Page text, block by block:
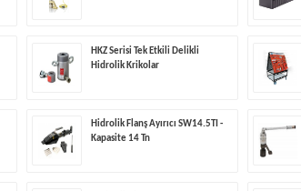
HKZ Serisi Tek Etkili Delikli
Hidrolik Krikolar
Hidrolik Flanş Ayırıcı SW14.5TI -
Kapasite 14 Tn